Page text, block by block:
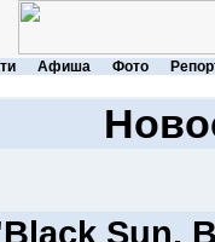
Афиша Фото
Sun,